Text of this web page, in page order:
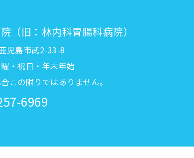
（旧：林内科胃腸科病院）
児島市武2-33-8
・祝日・年末年始
この限りではありません。
6969